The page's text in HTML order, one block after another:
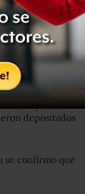
146 mil
de 2013,
de cuenta del
de mayo de
depositados
se confirmó que